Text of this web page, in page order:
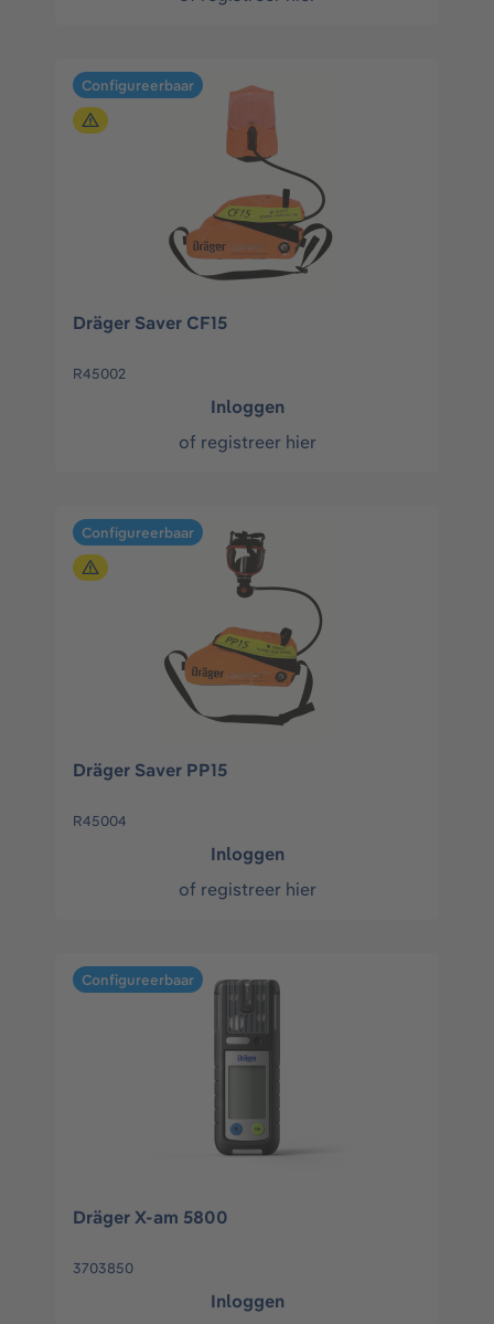
Configureerbaar
Dräger Saver CF15
R45002
Inloggen
of registreer hier
Configureerbaar
Dräger Saver PP15
R45004
Inloggen
of registreer hier
Configureerbaar
Dräger X-am 5800
3703850
Inloggen